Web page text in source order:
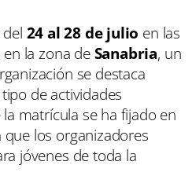
24 al 28 de julio en las
la zona deSanabria, un
se destaca
de actividades
matrícula se ha fijado en
que los organizadores
jóvenes de toda la